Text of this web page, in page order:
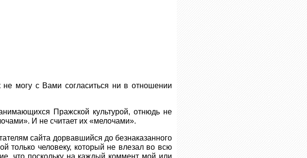
могу с Вами согласиться ни в отношении
Пражской культурой, отнюдь не
И не считает их «мелочами».
сайта дорвавшийся до безнаказанного
только человеку, который не влезал во всю